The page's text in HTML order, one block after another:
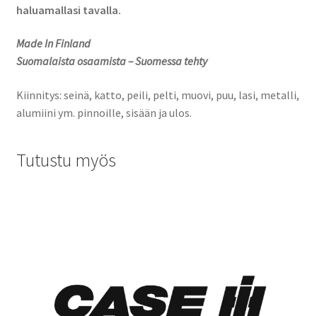
haluamallasi tavalla.
Made In Finland
Suomalaista osaamista – Suomessa tehty
Kiinnitys: seinä, katto, peili, pelti, muovi, puu, lasi, metalli,
alumiini ym. pinnoille, sisään ja ulos.
Tutustu myös